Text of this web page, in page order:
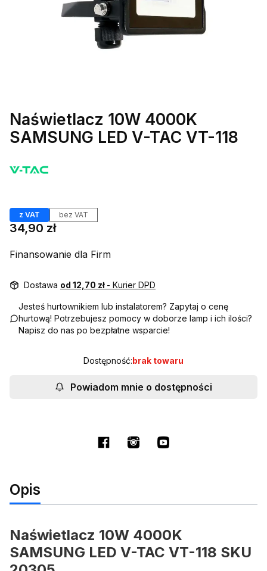
Naświetlacz 10W 4000K
SAMSUNG LED V-TAC VT-118
z VAT bez VAT
Cena
34,90 zł
Finansowanie dla Firm
Dostawa od 12,70 zł - Kurier DPD
Jesteś hurtownikiem lub instalatorem? Zapytaj o cenę
hurtową! Potrzebujesz pomocy w doborze lamp i ich ilości?
Napisz do nas po bezpłatne wsparcie!
Dostępność:brak towaru
Powiadom mnie o dostępności
Opis
Naświetlacz 10W 4000K
SAMSUNG LED V-TAC VT-118 SKU